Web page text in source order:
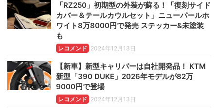
「RZ250」初期型の外装が蘇る！「復刻サイド
カバー＆テールカウルセット」ニューパールホ
ワイト8万8000円で発売 ステッカー&未塗装
も
レコメンド 2024年12月13日
【新車】新型キャリパーは自社開発品！ KTM
新型「390 DUKE」2026年モデルが82万
9000円で登場
レコメンド 2024年12月13日